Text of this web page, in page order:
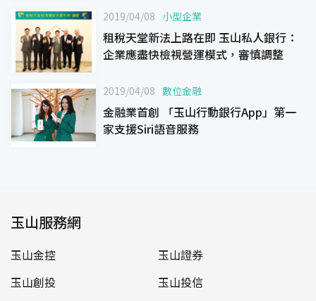
2019/04/08 小型企業
租稅天堂新法上路在即 玉山私人銀行：
企業應盡快檢視營運模式，審慎調整
2019/04/08 數位金融
金融業首創 「玉山行動銀行App」第一
家支援Siri語音服務
玉山服務網
玉山金控
玉山證券
玉山創投
玉山投信